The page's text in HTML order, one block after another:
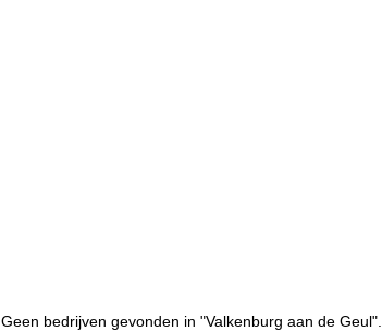
Geen bedrijven gevonden in "Valkenburg aan de